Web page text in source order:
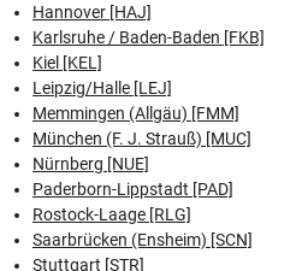
Hannover [HAJ]
Karlsruhe / Baden-Baden [FKB]
Kiel [KEL]
Leipzig/Halle [LEJ]
Memmingen (Allgäu) [FMM]
München (F. J. Strauß) [MUC]
Nürnberg [NUE]
Paderborn-Lippstadt [PAD]
Rostock-Laage [RLG]
Saarbrücken (Ensheim) [SCN]
Stuttgart [STR]